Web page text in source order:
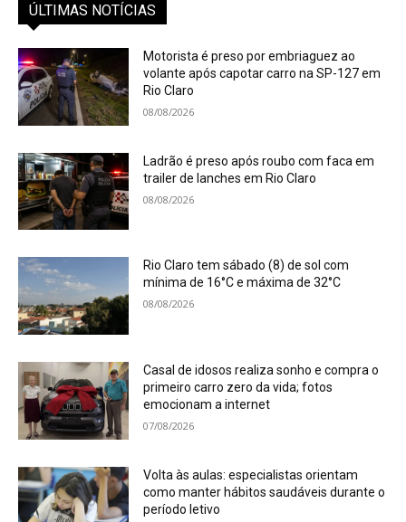
ÚLTIMAS NOTÍCIAS
Motorista é preso por embriaguez ao
volante após capotar carro na SP-127 em
Rio Claro
08/08/2026
Ladrão é preso após roubo com faca em
trailer de lanches em Rio Claro
08/08/2026
Rio Claro tem sábado (8) de sol com
mínima de 16°C e máxima de 32°C
08/08/2026
Casal de idosos realiza sonho e compra o
primeiro carro zero da vida; fotos
emocionam a internet
07/08/2026
Volta às aulas: especialistas orientam
como manter hábitos saudáveis durante o
período letivo